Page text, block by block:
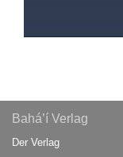
Bahá’í Verlag
Der Verlag